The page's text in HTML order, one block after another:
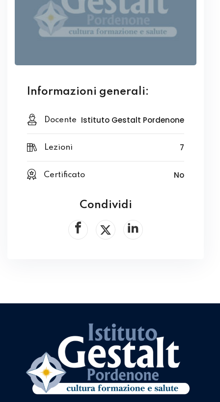
Informazioni generali:
Docente Istituto Gestalt Pordenone
Lezioni 7
Certificato No
Condividi